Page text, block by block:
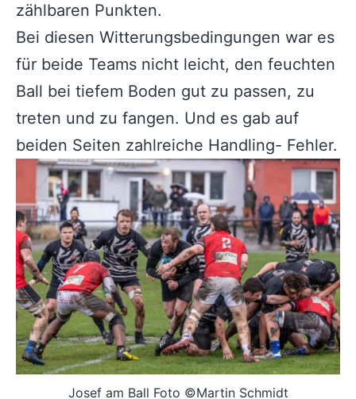
zählbaren Punkten.
Bei diesen Witterungsbedingungen war es
für beide Teams nicht leicht, den feuchten
Ball bei tiefem Boden gut zu passen, zu
treten und zu fangen. Und es gab auf
beiden Seiten zahlreiche Handling- Fehler.
Josef am Ball Foto ©Martin Schmidt